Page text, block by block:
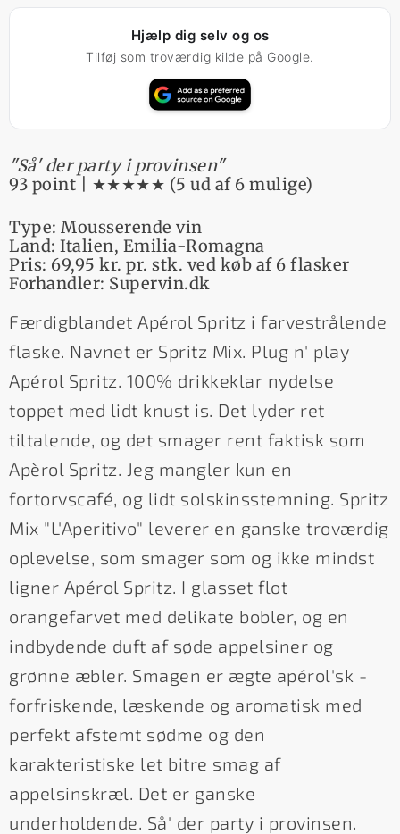
Hjælp dig selv og os
Tilføj som troværdig kilde på Google.
"Så' der party i provinsen"
93 point | ★★★★★ (5 ud af 6 mulige)
Type: Mousserende vin
Land: Italien, Emilia-Romagna
Pris: 69,95 kr. pr. stk. ved køb af 6 flasker
Forhandler: Supervin.dk
Færdigblandet Apérol Spritz i farvestrålende
flaske. Navnet er Spritz Mix. Plug n' play
Apérol Spritz. 100% drikkeklar nydelse
toppet med lidt knust is. Det lyder ret
tiltalende, og det smager rent faktisk som
Apèrol Spritz. Jeg mangler kun en
fortorvscafé, og lidt solskinsstemning. Spritz
Mix "L'Aperitivo" leverer en ganske troværdig
oplevelse, som smager som og ikke mindst
ligner Apérol Spritz. I glasset flot
orangefarvet med delikate bobler, og en
indbydende duft af søde appelsiner og
grønne æbler. Smagen er ægte apérol'sk -
forfriskende, læskende og aromatisk med
perfekt afstemt sødme og den
karakteristiske let bitre smag af
appelsinskræl. Det er ganske
underholdende. Så' der party i provinsen.